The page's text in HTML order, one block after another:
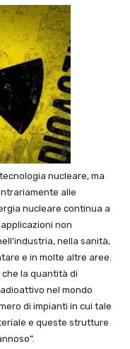
nucleare, ma
alle
nucleare continua a
non
nella sanità,
e in molte altre aree.
che la quantità di
nel mondo
di impianti in cui tale
e queste strutture